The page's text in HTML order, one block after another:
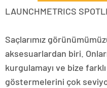
LAUNCHMETRICS
Saçlarımız
aksesuarlardan biri.
kurgulamayı ve bize
göstermelerini çok